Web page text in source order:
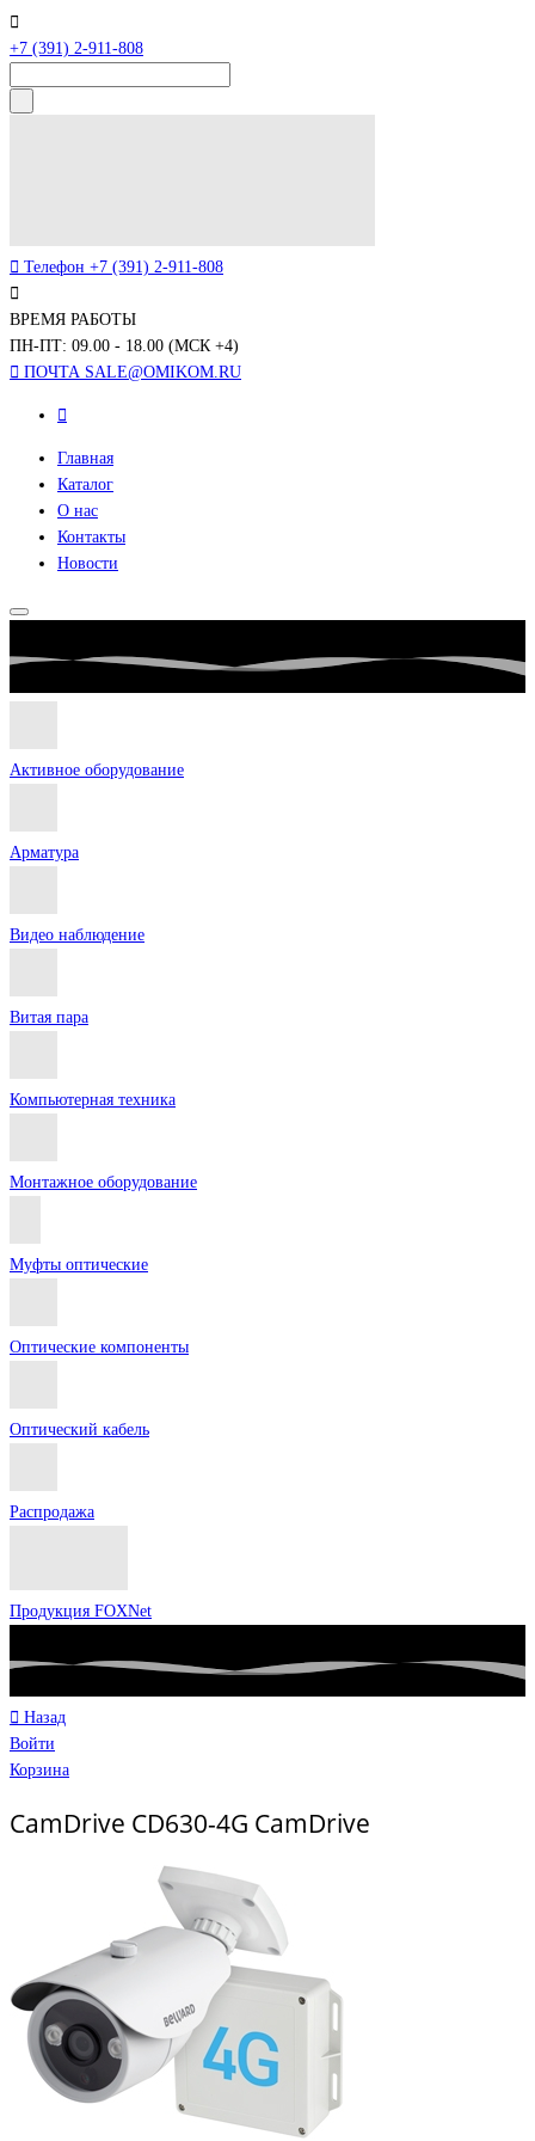
+7 (391) 2-911-808
Телефон +7 (391) 2-911-808
ВРЕМЯ РАБОТЫ
ПН-ПТ: 09.00 - 18.00 (МСК +4)
ПОЧТА SALE@OMIKOM.RU
Главная
Каталог
О нас
Контакты
Новости
Активное оборудование
Арматура
Видео наблюдение
Витая пара
Компьютерная техника
Монтажное оборудование
Муфты оптические
Оптические компоненты
Оптический кабель
Распродажа
Продукция FOXNet
Назад
Войти
Корзина
CamDrive CD630-4G CamDrive